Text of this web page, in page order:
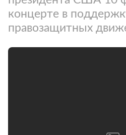
концерте в
правозащитных